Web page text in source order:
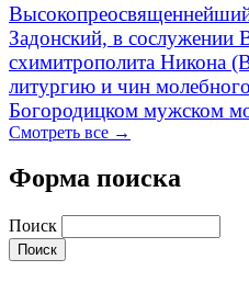
Задонский, в сослужении
схимитрополита Никона
литургию и чин
Богородицком мужском
Смотреть все →
Форма поиска
Поиск